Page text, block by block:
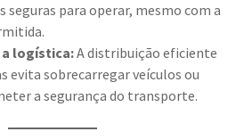
seguras para operar, mesmo com a
logística:A distribuição eficiente
evita sobrecarregar veículos ou
a segurança do transporte.